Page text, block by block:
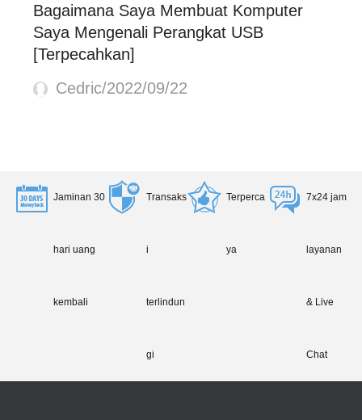
Bagaimana Saya Membuat Komputer
Saya Mengenali Perangkat USB
[Terpecahkan]
Cedric/2022/09/22
Jaminan 30
hari uang
kembali
Transaks
i
terlindun
gi
Terperca
ya
7x24 jam
layanan
& Live
Chat